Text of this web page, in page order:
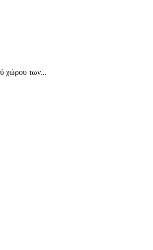
χώρου των...